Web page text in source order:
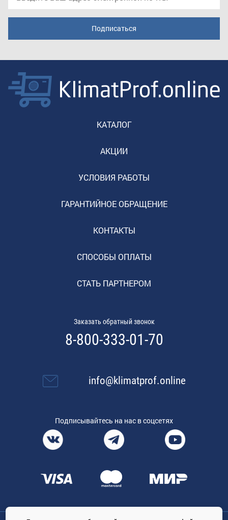
КАТАЛОГ
АКЦИИ
УСЛОВИЯ РАБОТЫ
ГАРАНТИЙНОЕ ОБРАЩЕНИЕ
КОНТАКТЫ
СПОСОБЫ ОПЛАТЫ
СТАТЬ ПАРТНЕРОМ
Заказать обратный звонок
8-800-333-01-70
info@klimatprof.online
Подписывайтесь на нас в соцсетях